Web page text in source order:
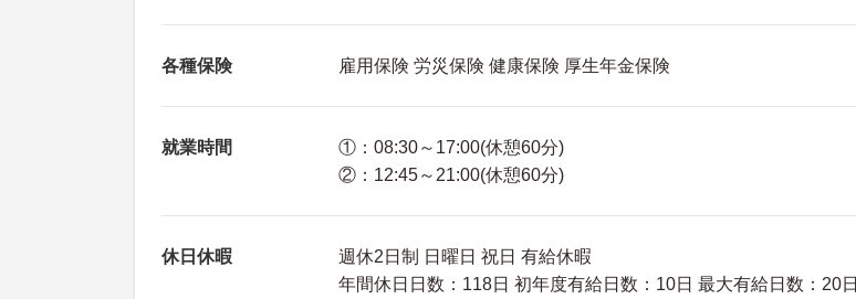
各種保険 雇用保険 労災保険 健康保険 厚生年金保険
就業時間
①：08:30～17:00(休憩60分)
②：12:45～21:00(休憩60分)
休日休暇
週休2日制 日曜日 祝日 有給休暇
年間休日日数：118日 初年度有給日数：10日 最大有給日数：20日